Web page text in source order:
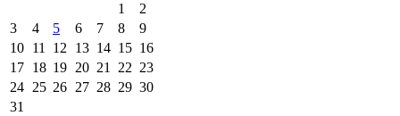
1
2
3
4 5 6 7 8
9
10 11 12 13 14 15 16
17 18 19 20 21 22 23
24 25 26 27 28 29 30
31